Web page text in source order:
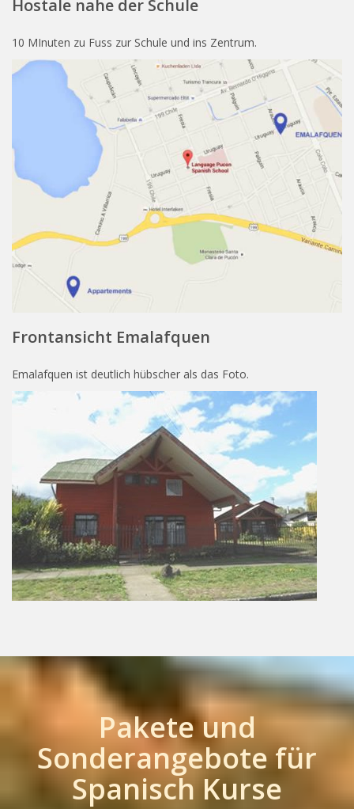
Hostale nahe der Schule
10 MInuten zu Fuss zur Schule und ins Zentrum.
Frontansicht Emalafquen
Emalafquen ist deutlich hübscher als das Foto.
Pakete und
Sonderangebote für
Spanisch Kurse